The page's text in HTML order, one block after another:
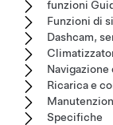
funzioni
Funzioni di
Dashcam,
Ricarica e
Specifiche